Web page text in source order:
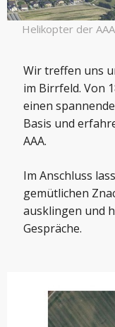
Helikopter der AAA
Wir treffen uns
im Birrfeld. Von
einen
Basis und
AAA.
Im Anschluss
gemütlichen
ausklingen und
Gespräche.